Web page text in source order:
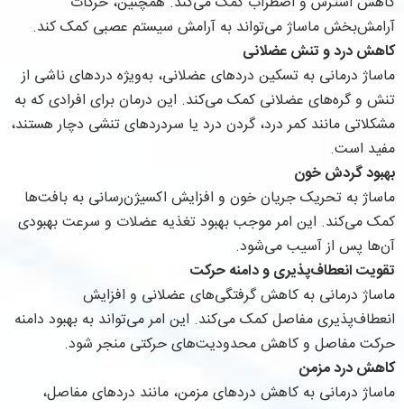
آرامش‌بخش ماساژ می‌تواند به آرامش سیستم عصبی کمک کند.
کاهش درد و تنش عضلانی
ماساژ درمانی به تسکین دردهای عضلانی، به‌ویژه دردهای ناشی از
تنش و گره‌های عضلانی کمک می‌کند. این درمان برای افرادی که به
مشکلاتی مانند کمر درد، گردن درد یا سردردهای تنشی دچار هستند،
مفید است.
بهبود گردش خون
ماساژ به تحریک جریان خون و افزایش اکسیژن‌رسانی به بافت‌ها
کمک می‌کند. این امر موجب بهبود تغذیه عضلات و سرعت بهبودی
آن‌ها پس از آسیب می‌شود.
تقویت انعطاف‌پذیری و دامنه حرکت
ماساژ درمانی به کاهش گرفتگی‌های عضلانی و افزایش
انعطاف‌پذیری مفاصل کمک می‌کند. این امر می‌تواند به بهبود دامنه
حرکت مفاصل و کاهش محدودیت‌های حرکتی منجر شود.
کاهش درد مزمن
ماساژ درمانی به کاهش دردهای مزمن، مانند دردهای مفاصل،